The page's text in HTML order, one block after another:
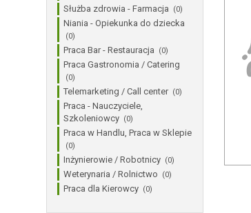
Służba zdrowia - Farmacja (0)
Niania - Opiekunka do dziecka
(0)
Praca Bar - Restauracja (0)
Praca Gastronomia / Catering
(0)
Telemarketing / Call center (0)
Praca - Nauczyciele,
Szkoleniowcy (0)
Praca w Handlu, Praca w Sklepie
(0)
Inżynierowie / Robotnicy (0)
Weterynaria / Rolnictwo (0)
Praca dla Kierowcy (0)